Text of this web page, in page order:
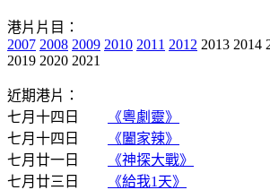
港片片目：
2007 2008 2009 2010 2011 2012 2013 2014
2019 2020 2021
近期港片：
七月十四日
《粵劇靈》
七月十四日
《闔家辣》
七月廿一日
《神探大戰》
七月廿三日
《給我1天》